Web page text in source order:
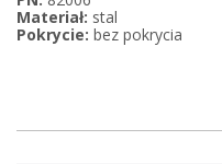
Materiał: stal
Pokrycie: bez pokrycia